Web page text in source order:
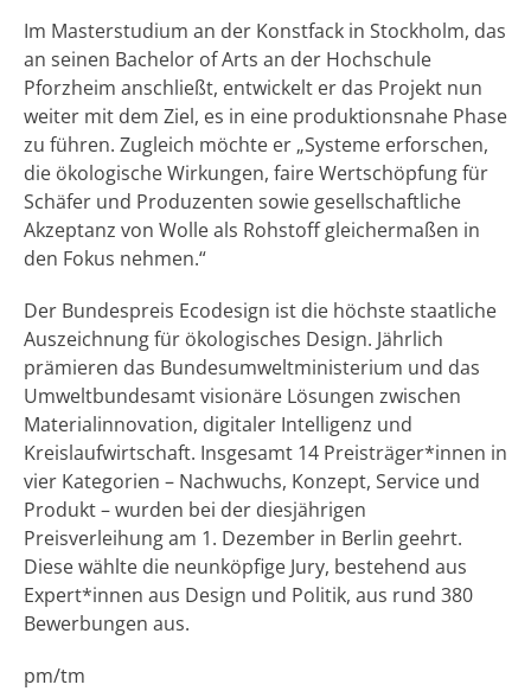
Im Masterstudium an der Konstfack in Stockholm, das
an seinen Bachelor of Arts an der Hochschule
Pforzheim anschließt, entwickelt er das Projekt nun
weiter mit dem Ziel, es in eine produktionsnahe Phase
zu führen. Zugleich möchte er „Systeme erforschen,
die ökologische Wirkungen, faire Wertschöpfung für
Schäfer und Produzenten sowie gesellschaftliche
Akzeptanz von Wolle als Rohstoff gleichermaßen in
den Fokus nehmen.“
Der Bundespreis Ecodesign ist die höchste staatliche
Auszeichnung für ökologisches Design. Jährlich
prämieren das Bundesumweltministerium und das
Umweltbundesamt visionäre Lösungen zwischen
Materialinnovation, digitaler Intelligenz und
Kreislaufwirtschaft. Insgesamt 14 Preisträger*innen in
vier Kategorien – Nachwuchs, Konzept, Service und
Produkt – wurden bei der diesjährigen
Preisverleihung am 1. Dezember in Berlin geehrt.
Diese wählte die neunköpfige Jury, bestehend aus
Expert*innen aus Design und Politik, aus rund 380
Bewerbungen aus.
pm/tm